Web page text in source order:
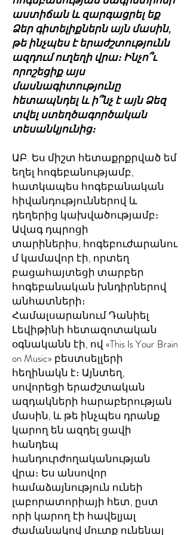
աստիճան և զարգացրել եք
Ձեր գիտելիքներն այն մասին,
թե ինչպես է երաժշտությունն
ազդում ուղեղի վրա։ Ինչո՞ւ
որոշեցիք այս
մասնագիտությունը
հետապնդել և ի՞նչ է այն Ձեզ
տվել ստեղծագործական
տեսանկյունից։
ԱԲ. Ես միշտ հետաքրքրված եմ
եղել հոգեբանությամբ,
հատկապես հոգեբանական
հիվանդություններով և
դեղերից կախվածությամբ։
Ավագ դպրոցի
տարիներիս, հոգեբուժարանու
մ կամավոր էի, որտեղ
բացահայտեցի տարբեր
հոգեբանական խնդիրներով
անհատների։
ՀամալսարանումԴանիել
Լեվիթինի հետազոտական
օգնականն էի, ով «This Is Your Brain
on Music» բեստսելլերի
հեղինակն է։ Այնտեղ,
սովորեցի երաժշտական
ազդակների հարաբերության
մասին, և թե ինչպես դրանք
կարող են ազդել ցավի
հանդեպ
հանդուրժողականության
վրա։ Ես անսովոր
համաձայնություն ունեի
լաբորատորիայի հետ, ըստ
որի կարող էի հավելյալ
ժամանակով մուտք ունենալ